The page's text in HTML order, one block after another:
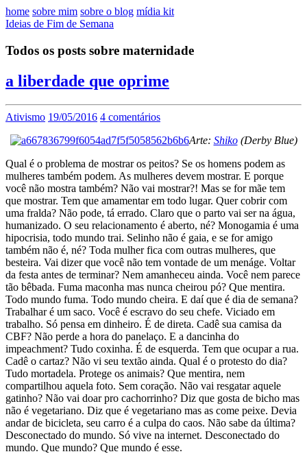
home sobre mim sobre o blog mídia kit
Ideias de Fim de Semana
Todos os posts sobre maternidade
a liberdade que oprime
Ativismo 19/05/2016 4 comentários
Arte: Shiko(Derby Blue)
Qual é o problema de mostrar os peitos? Se os homens podem as
mulheres também podem. As mulheres devem mostrar. E porque
você não mostra também? Não vai mostrar?! Mas se for mãe tem
que mostrar. Tem que amamentar em todo lugar. Quer cobrir com
uma fralda? Não pode, tá errado. Claro que o parto vai ser na água,
humanizado. O seu relacionamento é aberto, né? Monogamia é uma
hipocrisia, todo mundo trai. Selinho não é gaia, e se for amigo
também não é, né? Toda mulher fica com outras mulheres, que
besteira. Vai dizer que você não tem vontade de um menáge. Voltar
da festa antes de terminar? Nem amanheceu ainda. Você nem parece
tão bêbada. Fuma maconha mas nunca cheirou pó? Que mentira.
Todo mundo fuma. Todo mundo cheira. E daí que é dia de semana?
Trabalhar é um saco. Você é escravo do seu chefe. Viciado em
trabalho. Só pensa em dinheiro. É de direta. Cadê sua camisa da
CBF? Não perde a hora do panelaço. E a dancinha do
impeachment? Tudo coxinha. É de esquerda. Tem que ocupar a rua.
Cadê o cartaz? Não vi seu textão ainda. Qual é o protesto do dia?
Tudo mortadela. Protege os animais? Que mentira, nem
compartilhou aquela foto. Sem coração. Não vai resgatar aquele
gatinho? Não vai doar pro cachorrinho? Diz que gosta de bicho mas
não é vegetariano. Diz que é vegetariano mas as come peixe. Devia
andar de bicicleta, seu carro é a culpa do caos. Não sabe da última?
Desconectado do mundo. Só vive na internet. Desconectado do
mundo. Que mundo? Que mundo é esse.